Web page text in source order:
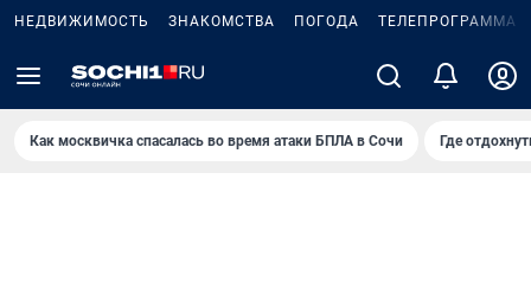
НЕДВИЖИМОСТЬ ЗНАКОМСТВА ПОГОДА ТЕЛЕПРОГРАММА
Как москвичка спасалась во время атаки БПЛА в Сочи Где